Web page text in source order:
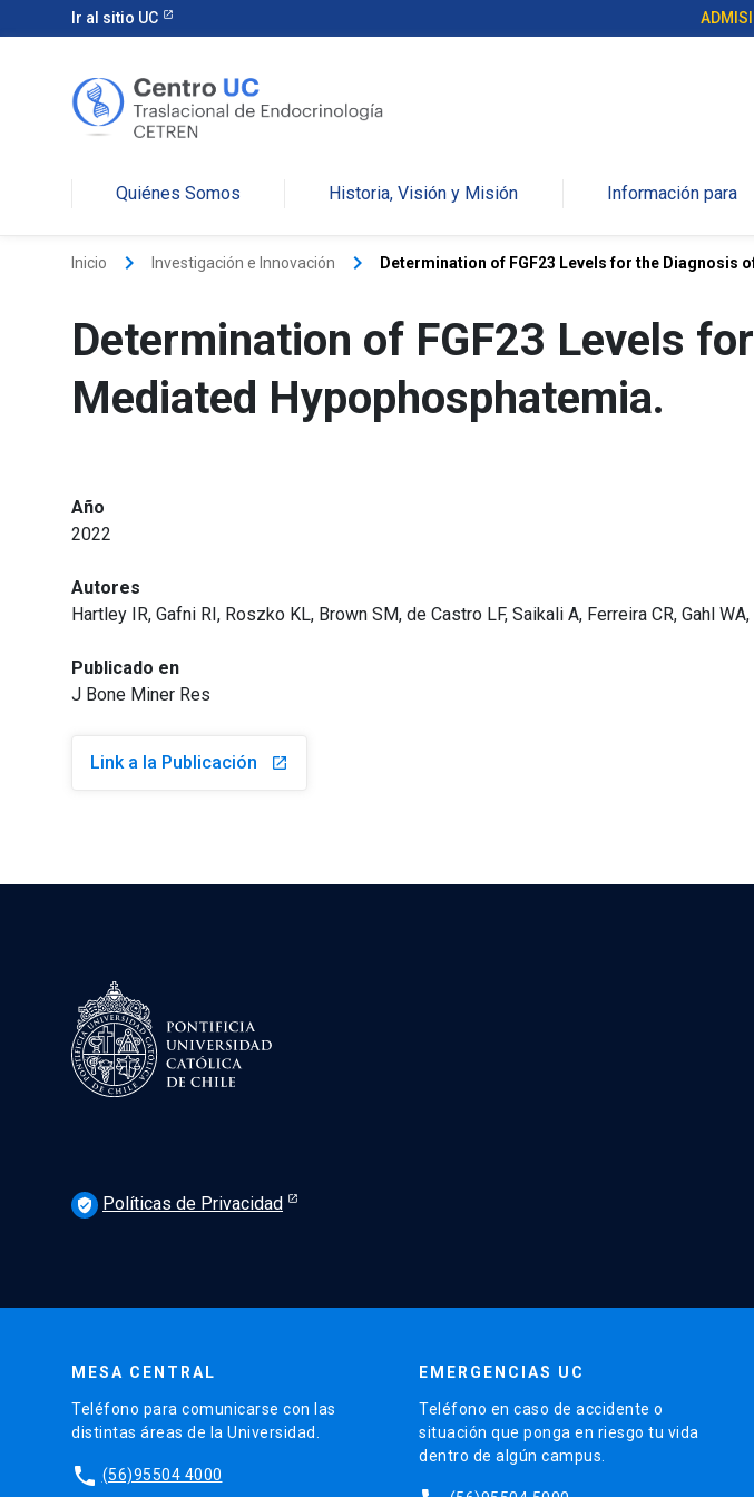
Ir al sitio UC
Quiénes Somos Historia, Visión y Misión Información para
Inicio keyboard_arrow_right Investigación e Innovación keyboard_arrow_right Determination of FGF23 Levels for the Diagnosis
Determination of FGF23 Levels
Mediated Hypophosphatemia.
Año
2022
Autores
Hartley IR, Gafni RI, Roszko KL, Brown SM, de Castro LF, Saikali A, Ferreira CR, Gahl
Publicado en
J Bone Miner Res
Link a la Publicación launch
verified_user Políticas de Privacidad
MESA CENTRAL
Teléfono para comunicarse con las
distintas áreas de la Universidad.
phone (56)95504 4000
EMERGENCIAS UC
Teléfono en caso de accidente o
situación que ponga en riesgo tu vida
dentro de algún campus.